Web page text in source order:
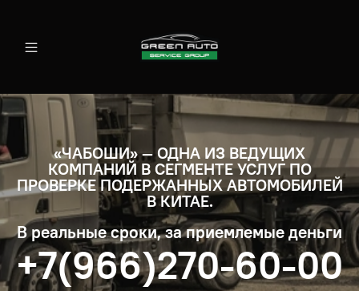
«ЧАБОШИ» — ОДНА ИЗ ВЕДУЩИХ
КОМПАНИЙ В СЕГМЕНТЕ УСЛУГ ПО
ПРОВЕРКЕ ПОДЕРЖАННЫХ АВТОМОБИЛЕЙ
В КИТАЕ.
В реальные сроки, за приемлемые деньги
+7(966)270-60-00